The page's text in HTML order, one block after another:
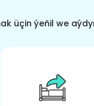
üçin ýeňil we